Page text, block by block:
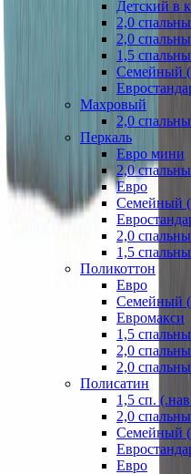
Детский в
2,0
2,0
1,5
Семейный
Махровый
2,0
Перкаль
Евро мини
2,0
Евро
Семейный
2,0
1,5
Поликоттон
Евро
Семейный
Евромакси
1,5
2,0
2,0
Полисатин
1,5 сп.
2,0
Семейный
Евро